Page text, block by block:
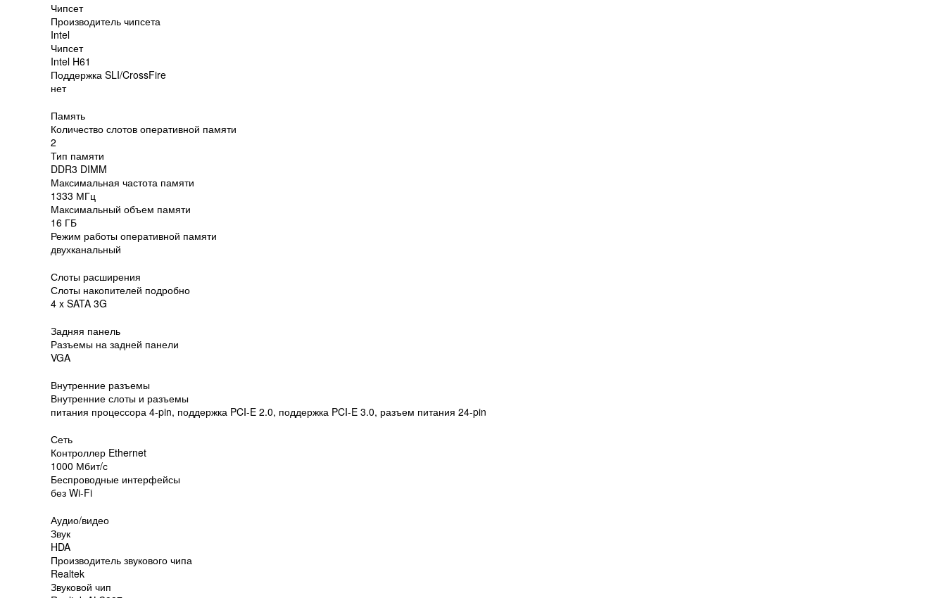
Чипсет
Производитель чипсета
Intel
Чипсет
Intel H61
Поддержка SLI/CrossFire
нет
Память
Количество слотов оперативной памяти
2
Тип памяти
DDR3 DIMM
Максимальная частота памяти
1333 МГц
Максимальный объем памяти
16 ГБ
Режим работы оперативной памяти
двухканальный
Слоты расширения
Слоты накопителей подробно
4 x SATA 3G
Задняя панель
Разъемы на задней панели
VGA
Внутренние разъемы
Внутренние слоты и разъемы
питания процессора 4-pin, поддержка PCI-E 2.0, поддержка PCI-E 3.0, разъем питания 24-pin
Сеть
Контроллер Ethernet
1000 Мбит/с
Беспроводные интерфейсы
без Wi-Fi
Аудио/видео
Звук
HDA
Производитель звукового чипа
Realtek
Звуковой чип